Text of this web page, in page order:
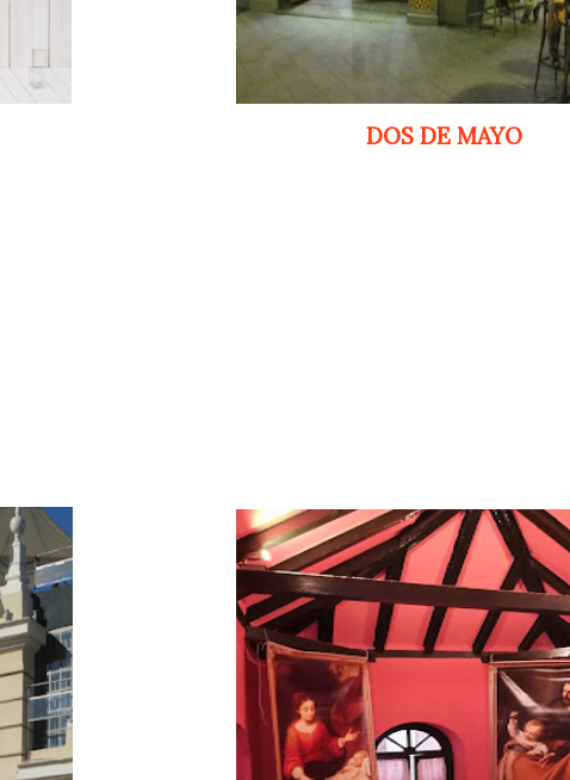
DOS DE MAYO